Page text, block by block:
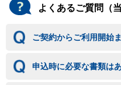
よくあるご質問（
ご契約からご利用開始
申込時に必要な書類は